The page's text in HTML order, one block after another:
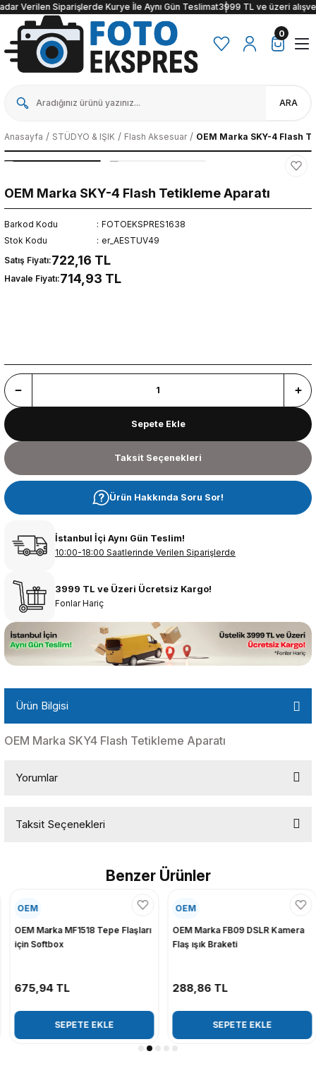
Verilen Siparişlerde Kurye İle Aynı Gün Teslimat3999 TL ve üzeri
ARA
0
Anasayfa STÜDYO & IŞIK Flash Aksesuar OEM Marka SKY-4 Flash
OEM Marka SKY-4 Flash Tetikleme Aparatı
Barkod Kodu
FOTOEKSPRES1638
Stok Kodu
er_AESTUV49
Satış Fiyatı:722,16 TL
Havale Fiyatı:714,93 TL
Sepete Ekle
Taksit Seçenekleri
Ürün Hakkında Soru Sor!
İstanbul İçi Aynı Gün Teslim!
10:00-18:00 Saatlerinde Verilen Siparişlerde
3999 TL ve Üzeri Ücretsiz Kargo!
Fonlar Hariç
Ürün Bilgisi
OEM Marka SKY4 Flash Tetikleme Aparatı
Yorumlar
Yorum Yaz
Taksit Seçenekleri
Benzer Ürünler
OEM
OEM Marka MF1518 Tepe Flaşları
için Softbox
675,94 TL
SEPETE EKLE
OEM
OEM Marka FB09 DSLR Kamera
Flaş ışık Braketi
288,86 TL
SEPETE EKLE